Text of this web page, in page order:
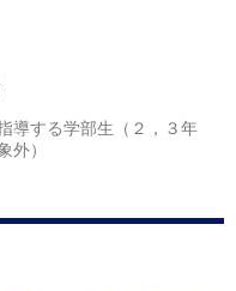
導する学部生（２，３年
外）